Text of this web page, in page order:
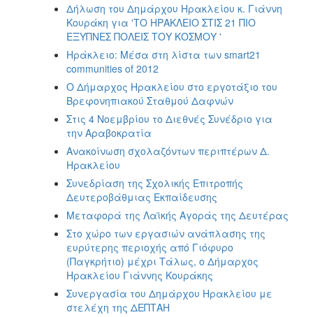
Δήλωση του Δημάρχου Ηρακλείου κ. Γιάννη
Κουράκη για 'ΤΟ ΗΡΑΚΛΕΙΟ ΣΤΙΣ 21 ΠΙΟ
ΕΞΥΠΝΕΣ ΠΟΛΕΙΣ ΤΟΥ ΚΟΣΜΟΥ '
Ηράκλειο: Μέσα στη λίστα των smart21
communities of 2012
Ο Δήμαρχος Ηρακλείου στο εργοτάξιο του
Βρεφονηπιακού Σταθμού Δαφνών
Στις 4 Νοεμβρίου το Διεθνές Συνέδριο για
την Αραβοκρατία
Ανακοίνωση σχολαζόντων περιπτέρων Δ.
Ηρακλείου
Συνεδρίαση της Σχολικής Επιτροπής
Δευτεροβάθμιας Εκπαίδευσης
Μεταφορά της Λαϊκής Αγοράς της Δευτέρας
Στο χώρο των εργασιών ανάπλασης της
ευρύτερης περιοχής από Γιόφυρο
(Παγκρήτιο) μέχρι Τάλως, ο Δήμαρχος
Ηρακλείου Γιάννης Κουράκης
Συνεργασία του Δημάρχου Ηρακλείου με
στελέχη της ΔΕΠΤΑΗ